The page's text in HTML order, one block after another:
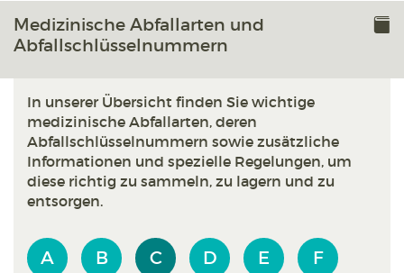
Medizinische Abfallarten und
Abfallschlüsselnummern
In unserer Übersicht finden Sie wichtige
medizinische Abfallarten, deren
Abfallschlüsselnummern sowie zusätzliche
Informationen und spezielle Regelungen, um
diese richtig zu sammeln, zu lagern und zu
entsorgen.
A B C D E F